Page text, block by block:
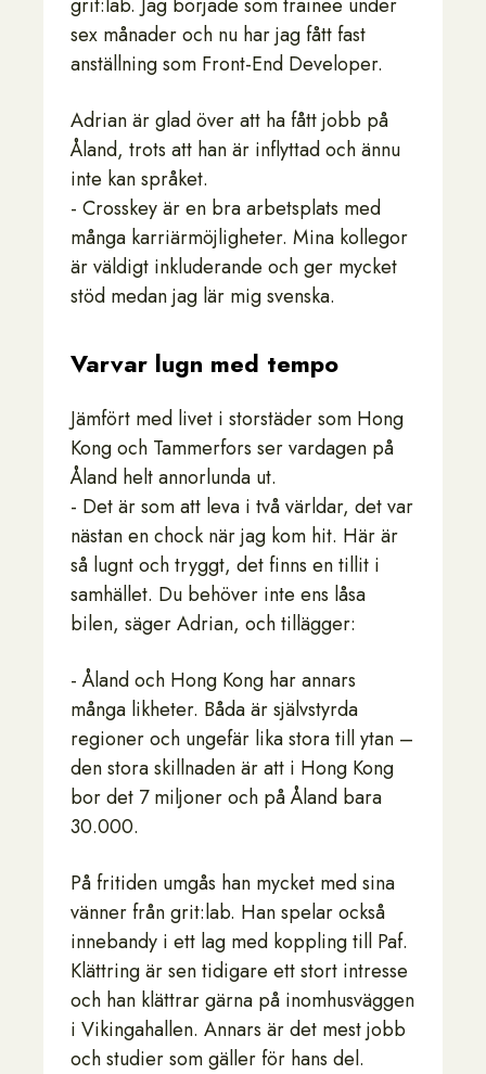
sex månader och nu har jag fått fast
anställning som Front-End Developer.
Adrian är glad över att ha fått jobb på
Åland, trots att han är inflyttad och ännu
inte kan språket.
- Crosskey är en bra arbetsplats med
många karriärmöjligheter. Mina kollegor
är väldigt inkluderande och ger mycket
stöd medan jag lär mig svenska.
Varvar lugn med tempo
Jämfört med livet i storstäder som Hong
Kong och Tammerfors ser vardagen på
Åland helt annorlunda ut.
- Det är som att leva i två världar, det var
nästan en chock när jag kom hit. Här är
så lugnt och tryggt, det finns en tillit i
samhället. Du behöver inte ens låsa
bilen, säger Adrian, och tillägger:
- Åland och Hong Kong har annars
många likheter. Båda är självstyrda
regioner och ungefär lika stora till ytan –
den stora skillnaden är att i Hong Kong
bor det 7 miljoner och på Åland bara
30.000.
På fritiden umgås han mycket med sina
vänner från grit:lab. Han spelar också
innebandy i ett lag med koppling till Paf.
Klättring är sen tidigare ett stort intresse
och han klättrar gärna på inomhusväggen
i Vikingahallen. Annars är det mest jobb
och studier som gäller för hans del.